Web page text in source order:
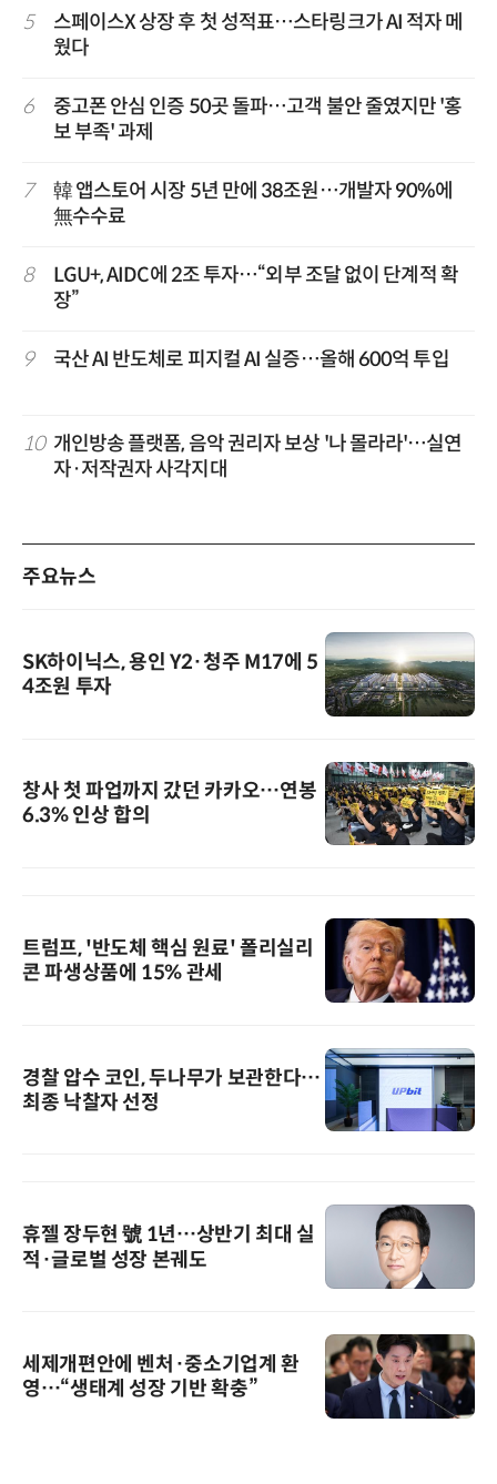
5
스페이스X 상장 후 첫 성적표…스타링크가 AI 적자 메
웠다
6
중고폰 안심 인증 50곳 돌파…고객 불안 줄였지만 '홍
보 부족' 과제
7
韓 앱스토어 시장 5년 만에 38조원…개발자 90%에
無수수료
8
LGU+, AIDC에 2조 투자…“외부 조달 없이 단계적 확
장”
9 국산 AI 반도체로 피지컬 AI 실증…올해 600억 투입
10 개인방송 플랫폼, 음악 권리자 보상 '나 몰라라'…실연
자·저작권자 사각지대
주요뉴스
SK하이닉스, 용인 Y2·청주 M17에 5
4조원 투자
창사 첫 파업까지 갔던 카카오…연봉
6.3% 인상 합의
트럼프, '반도체 핵심 원료' 폴리실리
콘 파생상품에 15% 관세
경찰 압수 코인, 두나무가 보관한다…
최종 낙찰자 선정
휴젤 장두현 號 1년…상반기 최대 실
적·글로벌 성장 본궤도
세제개편안에 벤처·중소기업계 환
영…“생태계 성장 기반 확충”